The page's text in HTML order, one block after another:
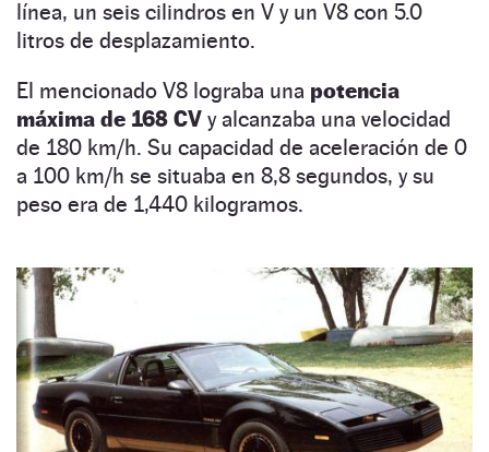
línea, un seis cilindros en V y un V8 con 5.0
litros de desplazamiento.
El mencionado V8 lograba una potencia
máxima de 168 CV y alcanzaba una velocidad
de 180 km/h. Su capacidad de aceleración de 0
a 100 km/h se situaba en 8,8 segundos, y su
peso era de 1,440 kilogramos.